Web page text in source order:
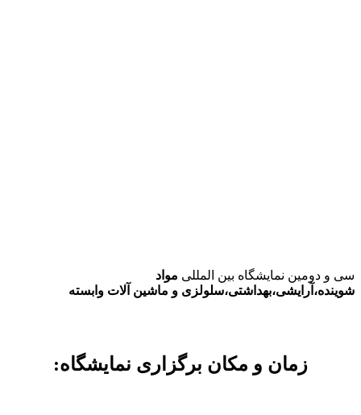
سی و دومین نمایشگاه بین المللی مواد
شوینده،آرایشی،بهداشتی،سلولزی و ماشین آلات وابسته
زمان و مکان برگزاری نمایشگاه: